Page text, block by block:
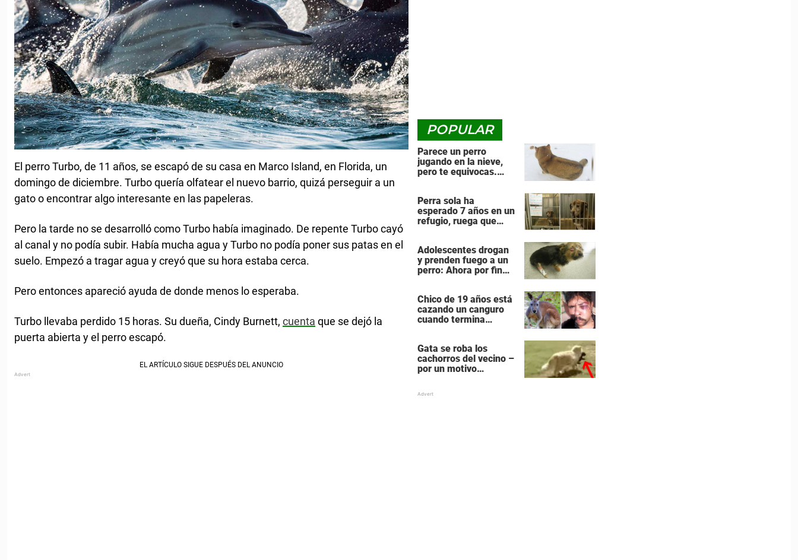
El perro Turbo, de 11 años, se escapó de su casa en Marco Island, en Florida, un
domingo de diciembre. Turbo quería olfatear el nuevo barrio, quizá perseguir a un
gato o encontrar algo interesante en las papeleras.
Pero la tarde no se desarrolló como Turbo había imaginado. De repente Turbo cayó
al canal y no podía subir. Había mucha agua y Turbo no podía poner sus patas en el
suelo. Empezó a tragar agua y creyó que su hora estaba cerca.
Pero entonces apareció ayuda de donde menos lo esperaba.
Turbo llevaba perdido 15 horas. Su dueña, Cindy Burnett, cuenta que se dejó la
puerta abierta y el perro escapó.
POPULAR
Parece un perro
jugando en la nieve,
pero te equivocas.
vuelta!
Perra sola ha
esperado 7 años en un
refugio, ruega que
Adolescentes drogan
y prenden fuego a un
perro: Ahora por fin
Chico de 19 años está
cazando un canguro
cuando termina
Gata se roba los
cachorros del vecino –
por un motivo